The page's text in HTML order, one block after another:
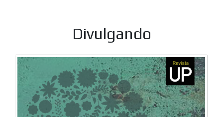
Divulgando